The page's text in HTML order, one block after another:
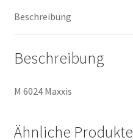
Beschreibung
Beschreibung
M 6024 Maxxis
Ähnliche Produkte